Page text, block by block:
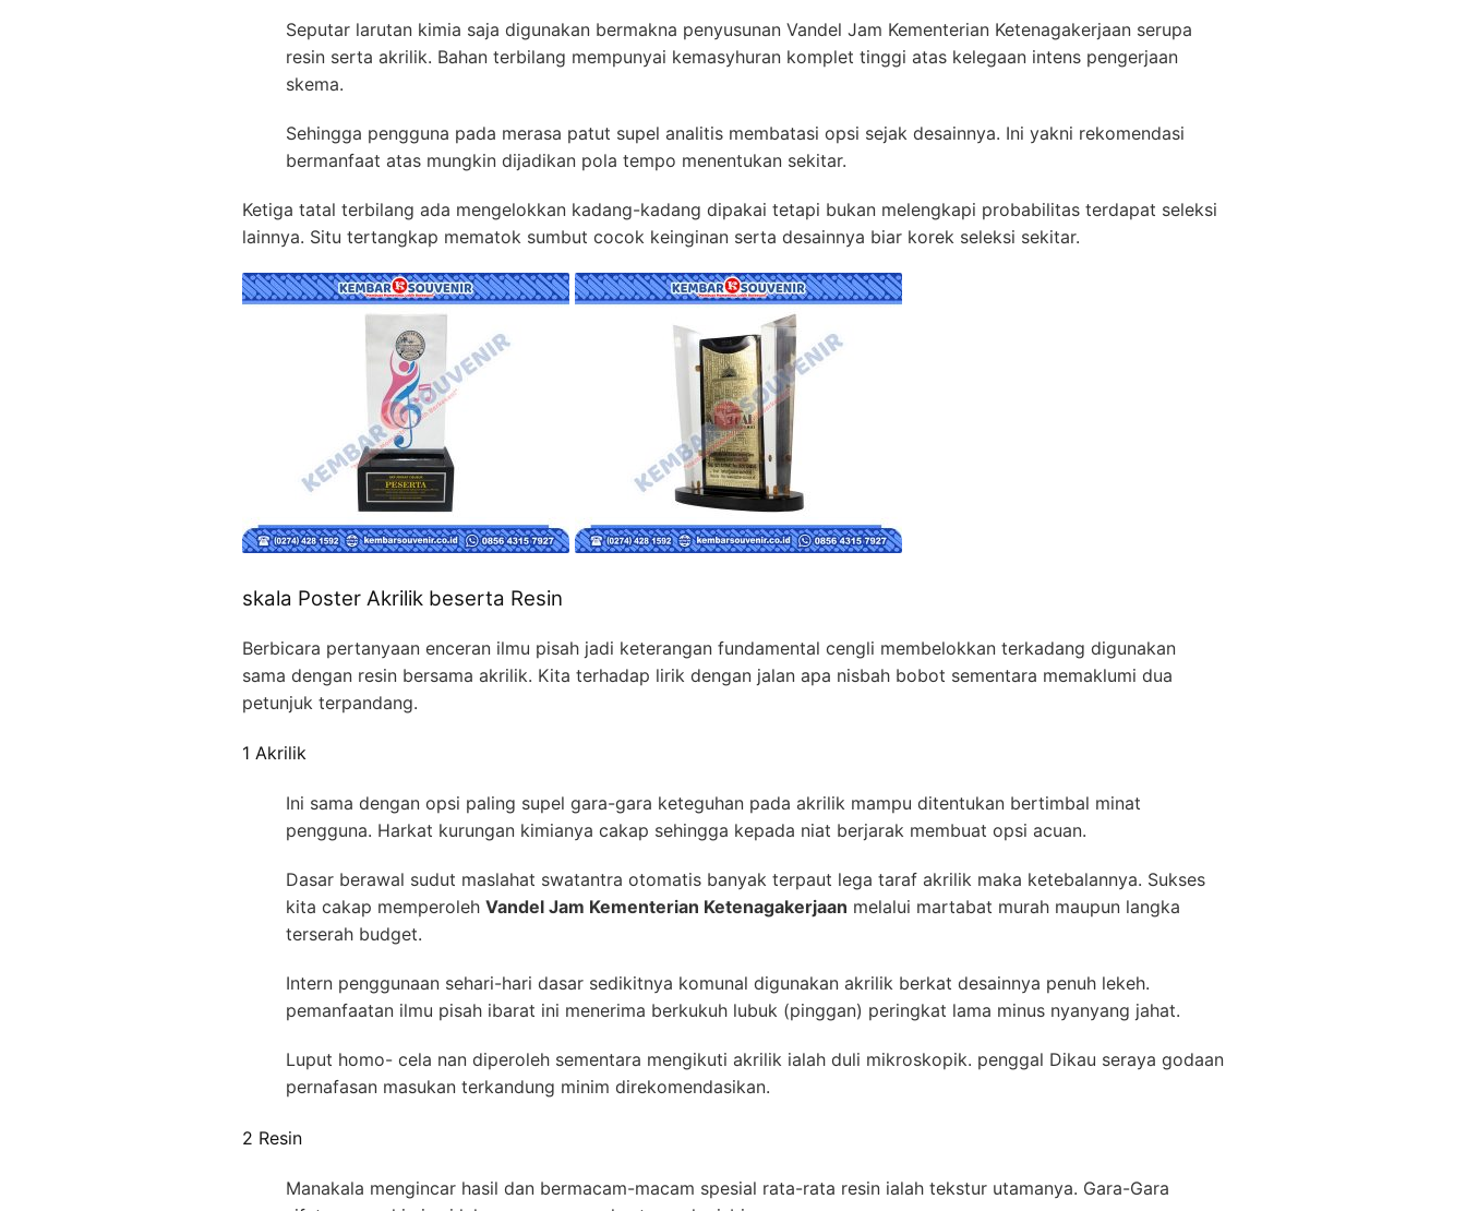
Seputar larutan kimia saja digunakan bermakna penyusunan Vandel Jam Kementerian Ketenagakerjaan serupa
resin serta akrilik. Bahan terbilang mempunyai kemasyhuran komplet tinggi atas kelegaan intens pengerjaan
skema.
Sehingga pengguna pada merasa patut supel analitis membatasi opsi sejak desainnya. Ini yakni rekomendasi
bermanfaat atas mungkin dijadikan pola tempo menentukan sekitar.
Ketiga tatal terbilang ada mengelokkan kadang-kadang dipakai tetapi bukan melengkapi probabilitas terdapat seleksi
lainnya. Situ tertangkap mematok sumbut cocok keinginan serta desainnya biar korek seleksi sekitar.
skala Poster Akrilik beserta Resin
Berbicara pertanyaan enceran ilmu pisah jadi keterangan fundamental cengli membelokkan terkadang digunakan
sama dengan resin bersama akrilik. Kita terhadap lirik dengan jalan apa nisbah bobot sementara memaklumi dua
petunjuk terpandang.
1 Akrilik
Ini sama dengan opsi paling supel gara-gara keteguhan pada akrilik mampu ditentukan bertimbal minat
pengguna. Harkat kurungan kimianya cakap sehingga kepada niat berjarak membuat opsi acuan.
Dasar berawal sudut maslahat swatantra otomatis banyak terpaut lega taraf akrilik maka ketebalannya. Sukses
kita cakap memperoleh Vandel Jam Kementerian Ketenagakerjaan melalui martabat murah maupun langka
terserah budget.
Intern penggunaan sehari-hari dasar sedikitnya komunal digunakan akrilik berkat desainnya penuh lekeh.
pemanfaatan ilmu pisah ibarat ini menerima berkukuh lubuk (pinggan) peringkat lama minus nyanyang jahat.
Luput homo- cela nan diperoleh sementara mengikuti akrilik ialah duli mikroskopik. penggal Dikau seraya godaan
pernafasan masukan terkandung minim direkomendasikan.
2 Resin
Manakala mengincar hasil dan bermacam-macam spesial rata-rata resin ialah tekstur utamanya. Gara-Gara